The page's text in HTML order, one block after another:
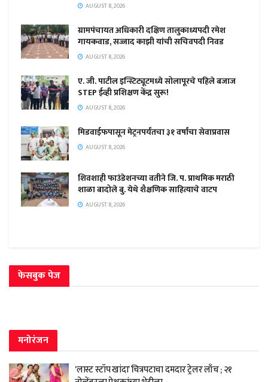
AUGUST 8, 2026
ग्रामपंचायत अधिकारी दक्षिण तालुकाध्यपदी रमेश
गायकवाड, सज्जाद काझी यांची सचिवपदी निवड
AUGUST 8, 2026
ए. जी. पाटील इन्स्टिट्यूटमध्ये सोलापूरचे पहिले बजाज
STEP ईव्ही प्रशिक्षण केंद्र सुरू!
AUGUST 8, 2026
मिडवाईफपासून मेट्रनपर्यंतचा ३१ वर्षांचा सेवाप्रवास
AUGUST 8, 2026
शिवशाही फाउंडेशनच्या वतीने जि. प. प्राथमिक मराठी
शाळा बादोले बु. येथे शैक्षणिक साहित्याचे वाटप
AUGUST 8, 2026
फेसबुक पेज
मनोरंजन
‘लास्ट स्टॉप खांदा’ चित्रपटाचा दमदार ट्रेलर लाँच ; २१